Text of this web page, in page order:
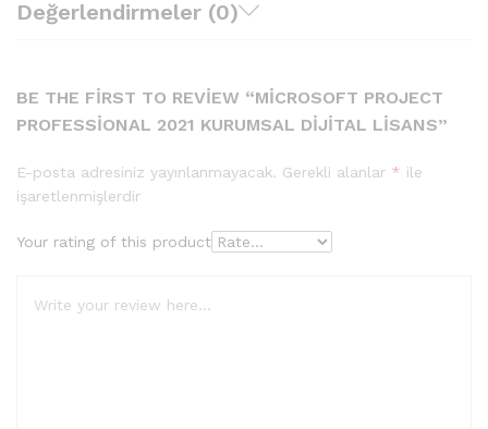
Değerlendirmeler (0)
BE THE FIRST TO REVIEW “MICROSOFT PROJECT
PROFESSIONAL 2021 KURUMSAL DIJITAL LISANS”
E-posta adresiniz yayınlanmayacak. Gerekli alanlar * ile
işaretlenmişlerdir
Your rating of this product